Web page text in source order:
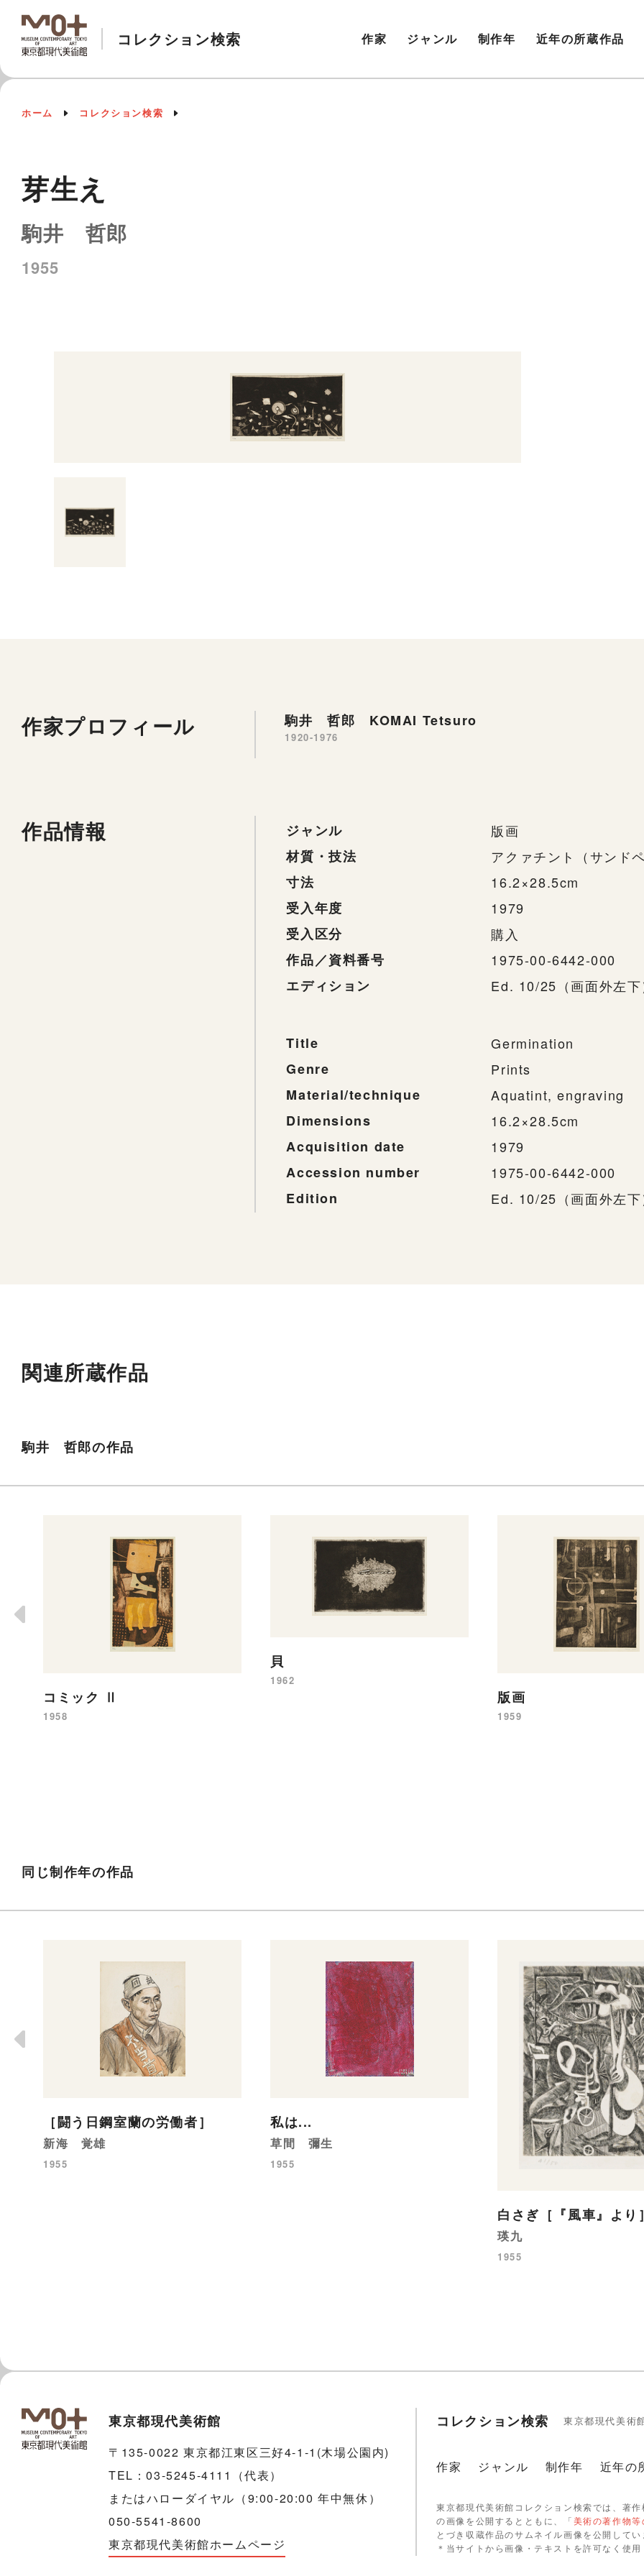
コレクション検索 作家 ジャンル 制作年 近年の所蔵作品
ホーム コレクション検索
芽生え
駒井 哲郎
1955
作家プロフィール 駒井 哲郎 KOMAI Tetsuro
1920-1976
作品情報 ジャンル
版画
材質・技法
アクァチント（サンド
寸法
16.2×28.5cm
受入年度
1979
受入区分
購入
作品／資料番号
1975-00-6442-000
エディション
Ed. 10/25（画面外左下
Title
Germination
Genre
Prints
Material/technique
Aquatint, engraving
Dimensions
16.2×28.5cm
Acquisition date
1979
Accession number
1975-00-6442-000
Edition
Ed. 10/25（画面外左下
関連所蔵作品
駒井 哲郎の作品
コミック Ⅱ
1958
貝
1962
版画
1959
同じ制作年の作品
［闘う日鋼室蘭の労働者］
新海 覚雄
1955
私は...
草間 彌生
1955
白さぎ［『風車』より］
瑛九
1955
東京都現代美術館
〒135-0022 東京都江東区三好4-1-1(木場公園内)
TEL：03-5245-4111（代表）
またはハローダイヤル（9:00-20:00 年中無休）
050-5541-8600
東京都現代美術館ホームページ
コレクション検索 東京都現代美術
作家 ジャンル 制作年 近年の
東京都現代美術館コレクション検索では、著
の画像を公開するとともに、「美術の著作物
とづき収蔵作品のサムネイル画像を公開してい
＊当サイトから画像・テキストを許可なく使用